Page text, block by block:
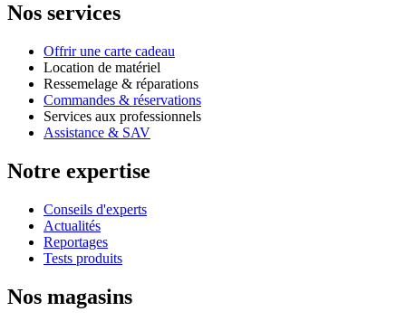
Nos services
Offrir une carte cadeau
Location de matériel
Ressemelage & réparations
Commandes & réservations
Services aux professionnels
Assistance & SAV
Notre expertise
Conseils d'experts
Actualités
Reportages
Tests produits
Nos magasins